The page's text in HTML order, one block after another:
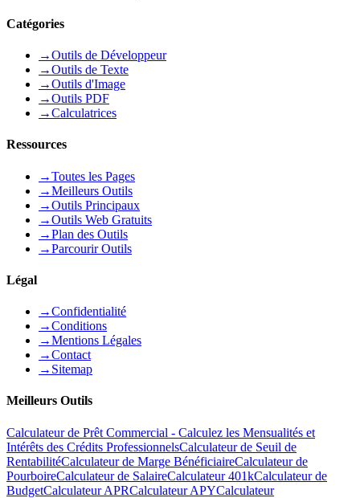
Catégories
→Outils de Développeur
→Outils de Texte
→Outils d'Image
→Outils PDF
→Calculatrices
Ressources
→Toutes les Pages
→Meilleurs Outils
→Outils Principaux
→Outils Web Gratuits
→Plan des Outils
→Parcourir Outils
Légal
→Confidentialité
→Conditions
→Mentions Légales
→Contact
→ Sitemap
Meilleurs Outils
Calculateur de Prêt Commercial - Calculez les Mensualités et
Intérêts des Crédits ProfessionnelsCalculateur de Seuil de
RentabilitéCalculateur de Marge BénéficiaireCalculateur de
PourboireCalculateur de SalaireCalculateur 401kCalculateur de
BudgetCalculateur APRCalculateur APYCalculateur